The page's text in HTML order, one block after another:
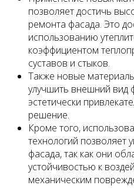
позволяет достичь
ремонта фасада. Это
использованию
коэффициентом
суставов и стыков.
Также новые
улучшить внешний вид
эстетически
решение.
Кроме того,
технологий позволяет
фасада, так как они
устойчивостью к
механическим